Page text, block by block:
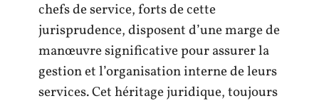
chefs de service, forts de cette
jurisprudence, disposent d’une marge de
manœuvre significative pour assurer la
gestion et l’organisation interne de leurs
services. Cet héritage juridique, toujours